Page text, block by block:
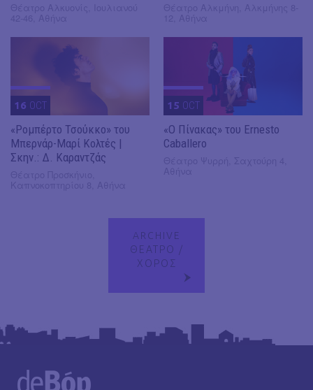
16 OCT
«Ρομπέρτο Τσούκκο» του
Μπερνάρ-Μαρί Κολτές |
Σκην.: Δ. Καραντζάς
15 OCT
«Ο Πίνακας» του Ernesto
Caballero
ARCHIVE
ΘΕΑΤΡΟ /
ΧΟΡΟΣ